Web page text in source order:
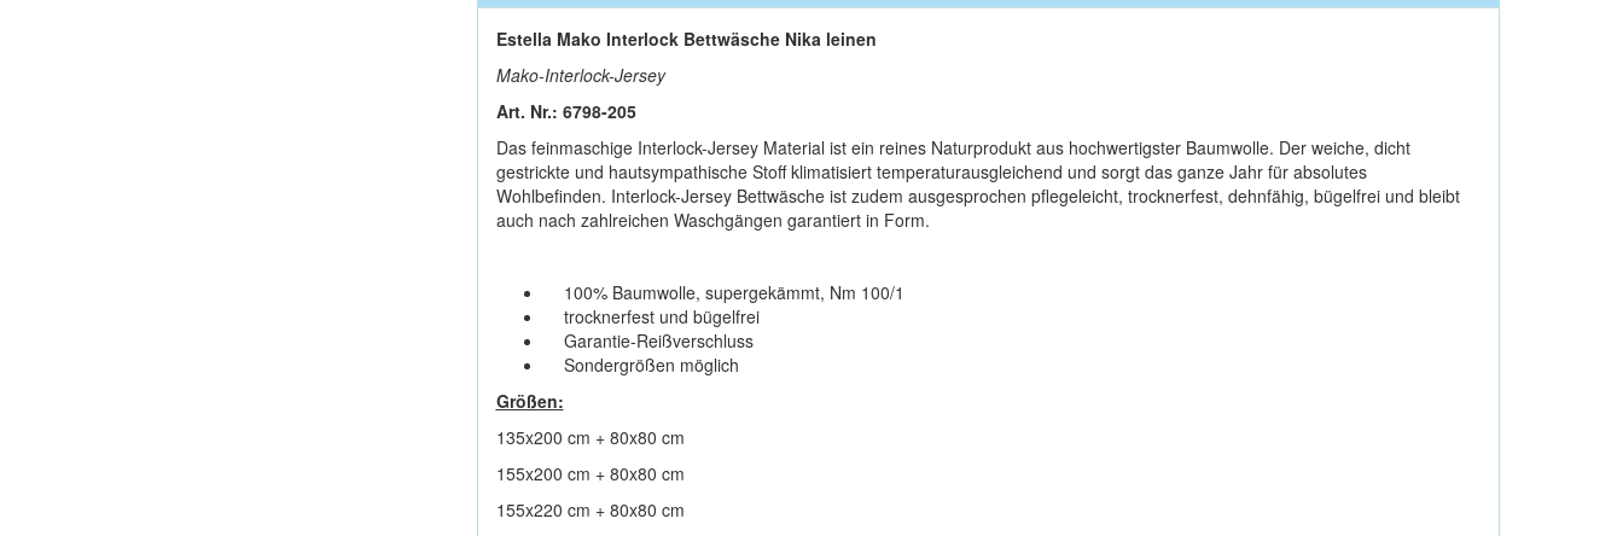
Estella Mako Interlock Bettwäsche Nika leinen
Mako-Interlock-Jersey
Art. Nr.: 6798-205
Das feinmaschige Interlock-Jersey Material ist ein reines Naturprodukt aus hochwertigster Baumwolle. Der weiche, dicht
gestrickte und hautsympathische Stoff klimatisiert temperaturausgleichend und sorgt das ganze Jahr für absolutes
Wohlbefinden. Interlock-Jersey Bettwäsche ist zudem ausgesprochen pflegeleicht, trocknerfest, dehnfähig, bügelfrei und bleibt
auch nach zahlreichen Waschgängen garantiert in Form.
100% Baumwolle, supergekämmt, Nm 100/1
trocknerfest und bügelfrei
Garantie-Reißverschluss
Sondergrößen möglich
Größen:
135x200 cm + 80x80 cm
155x200 cm + 80x80 cm
155x220 cm + 80x80 cm